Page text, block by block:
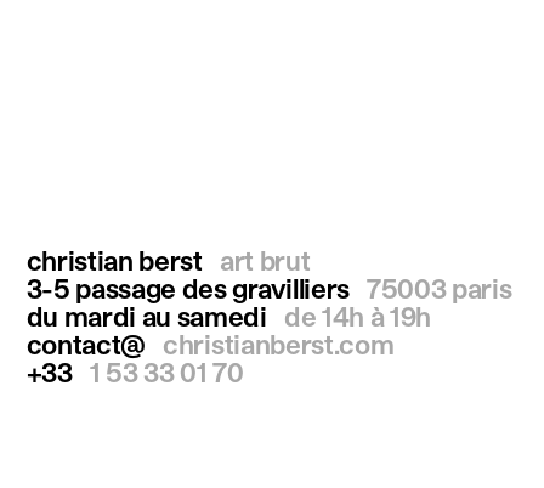
christian berst
art brut
3-5 passage des gravilliers 75003 paris
du mardi au samedi
de 14h à 19h
contact@
christianberst.com
+33 1 53 33 01 70